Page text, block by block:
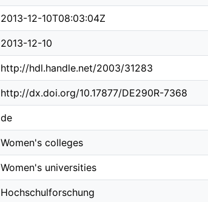
2013-12-10T08:03:04Z
2013-12-10
http://hdl.handle.net/2003/31283
http://dx.doi.org/10.17877/DE290R-7368
de
Women's colleges
Women's universities
Hochschulforschung